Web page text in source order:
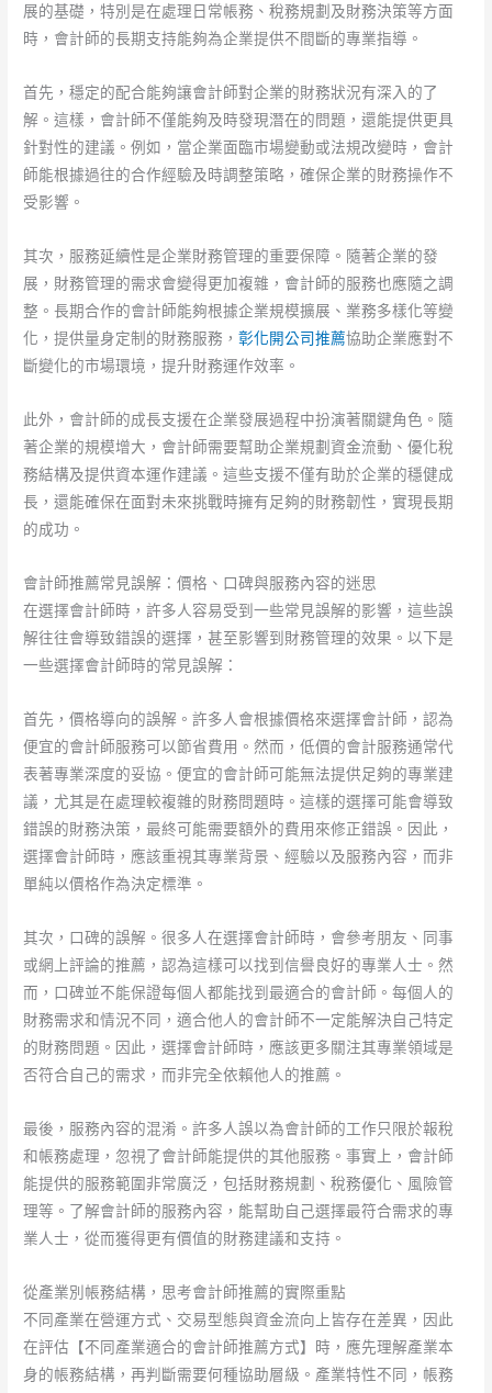
展的基礎，特別是在處理日常帳務、稅務規劃及財務決策等方面
時，會計師的長期支持能夠為企業提供不間斷的專業指導。
首先，穩定的配合能夠讓會計師對企業的財務狀況有深入的了
解。這樣，會計師不僅能夠及時發現潛在的問題，還能提供更具
針對性的建議。例如，當企業面臨市場變動或法規改變時，會計
師能根據過往的合作經驗及時調整策略，確保企業的財務操作不
受影響。
其次，服務延續性是企業財務管理的重要保障。隨著企業的發
展，財務管理的需求會變得更加複雜，會計師的服務也應隨之調
整。長期合作的會計師能夠根據企業規模擴展、業務多樣化等變
化，提供量身定制的財務服務，彰化開公司推薦協助企業應對不
斷變化的市場環境，提升財務運作效率。
此外，會計師的成長支援在企業發展過程中扮演著關鍵角色。隨
著企業的規模增大，會計師需要幫助企業規劃資金流動、優化稅
務結構及提供資本運作建議。這些支援不僅有助於企業的穩健成
長，還能確保在面對未來挑戰時擁有足夠的財務韌性，實現長期
的成功。
會計師推薦常見誤解：價格、口碑與服務內容的迷思
在選擇會計師時，許多人容易受到一些常見誤解的影響，這些誤
解往往會導致錯誤的選擇，甚至影響到財務管理的效果。以下是
一些選擇會計師時的常見誤解：
首先，價格導向的誤解。許多人會根據價格來選擇會計師，認為
便宜的會計師服務可以節省費用。然而，低價的會計服務通常代
表著專業深度的妥協。便宜的會計師可能無法提供足夠的專業建
議，尤其是在處理較複雜的財務問題時。這樣的選擇可能會導致
錯誤的財務決策，最終可能需要額外的費用來修正錯誤。因此，
選擇會計師時，應該重視其專業背景、經驗以及服務內容，而非
單純以價格作為決定標準。
其次，口碑的誤解。很多人在選擇會計師時，會參考朋友、同事
或網上評論的推薦，認為這樣可以找到信譽良好的專業人士。然
而，口碑並不能保證每個人都能找到最適合的會計師。每個人的
財務需求和情況不同，適合他人的會計師不一定能解決自己特定
的財務問題。因此，選擇會計師時，應該更多關注其專業領域是
否符合自己的需求，而非完全依賴他人的推薦。
最後，服務內容的混淆。許多人誤以為會計師的工作只限於報稅
和帳務處理，忽視了會計師能提供的其他服務。事實上，會計師
能提供的服務範圍非常廣泛，包括財務規劃、稅務優化、風險管
理等。了解會計師的服務內容，能幫助自己選擇最符合需求的專
業人士，從而獲得更有價值的財務建議和支持。
從產業別帳務結構，思考會計師推薦的實際重點
不同產業在營運方式、交易型態與資金流向上皆存在差異，因此
在評估【不同產業適合的會計師推薦方式】時，應先理解產業本
身的帳務結構，再判斷需要何種協助層級。產業特性不同，帳務